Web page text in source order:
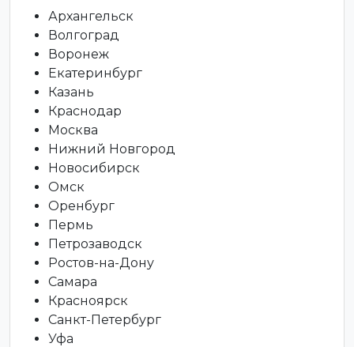
Архангельск
Волгоград
Воронеж
Екатеринбург
Казань
Краснодар
Москва
Нижний Новгород
Новосибирск
Омск
Оренбург
Пермь
Петрозаводск
Ростов-на-Дону
Самара
Красноярск
Санкт-Петербург
Уфа